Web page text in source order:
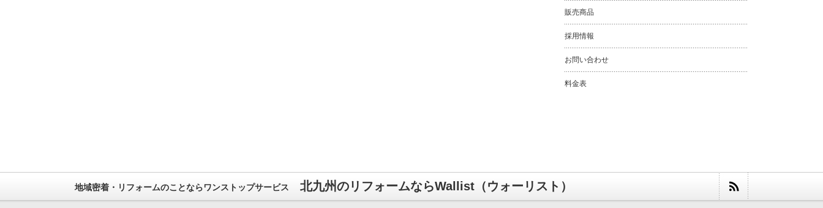
販売商品
採用情報
お問い合わせ
料金表
地域密着・リフォームのことならワンストップサービス 北九州のリフォームならWallist（ウォーリスト）